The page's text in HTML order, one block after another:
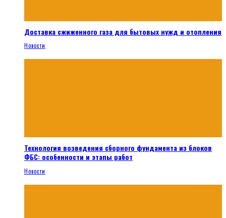
Доставка сжиженного газа для бытовых нужд и отопления
Новости
Технология возведения сборного фундамента из блоков
ФБС: особенности и этапы работ
Новости